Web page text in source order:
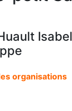
organisations